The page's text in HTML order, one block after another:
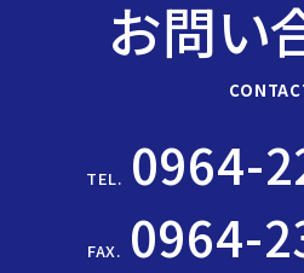
お問い
TEL. 0964-
FAX. 0964-